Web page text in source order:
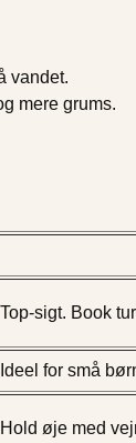
vandet.
mere grums.
Top-sigt. Book
Ideel for små
Hold øje med